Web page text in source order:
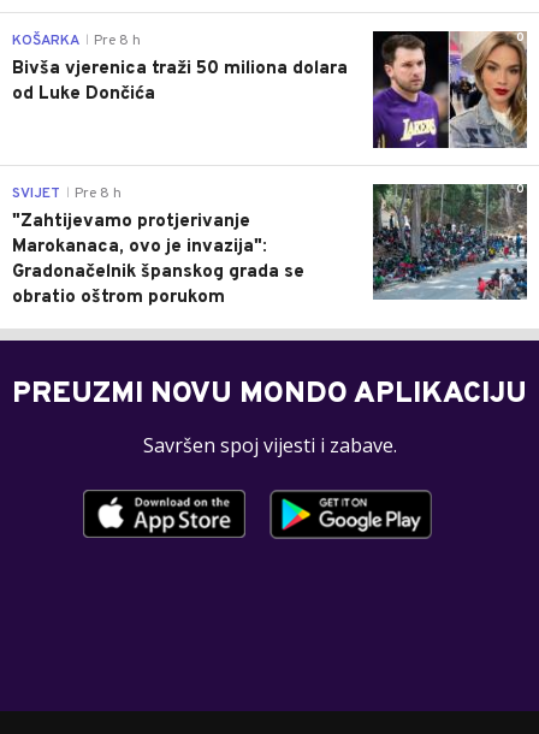
0
KOŠARKA Pre 8 h
Bivša vjerenica traži 50 miliona dolara
od Luke Dončića
0
SVIJET Pre 8 h
"Zahtijevamo protjerivanje
Marokanaca, ovo je invazija":
Gradonačelnik španskog grada se
obratio oštrom porukom
PREUZMI NOVU MONDO APLIKACIJU
Savršen spoj vijesti i zabave.